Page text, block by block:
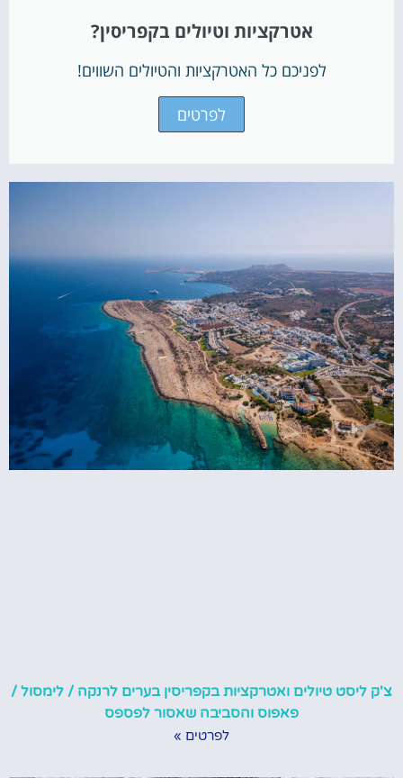
אטרקציות וטיולים בקפריסין?
לפניכם כל האטרקציות והטיולים השווים!
לפרטים
צ'ק ליסט טיולים ואטרקציות בקפריסין בערים לרנקה / לימסול /
פאפוס והסביבה שאסור לפספס
לפרטים »